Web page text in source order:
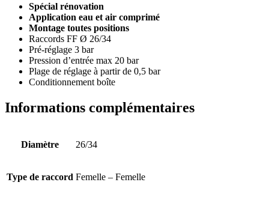
Spécial rénovation
Application eau et air comprimé
Montage toutes positions
Raccords FF Ø 26/34
Pré-réglage 3 bar
Pression d’entrée max 20 bar
Plage de réglage à partir de 0,5 bar
Conditionnement boîte
Informations complémentaires
Diamètre 26/34
Type de raccord Femelle – Femelle